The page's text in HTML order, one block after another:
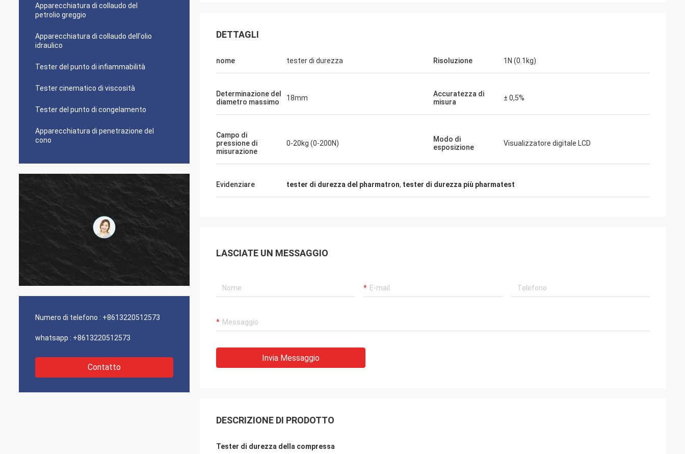
Apparecchiatura di collaudo del
petrolio greggio
Apparecchiatura di collaudo dell'olio
idraulico
Tester del punto di infiammabilità
Tester cinematico di viscosità
Tester del punto di congelamento
Apparecchiatura di penetrazione del
cono
Numero di telefono : +8613220512573
whatsapp : +8613220512573
Contatto
DETTAGLI
nome tester di durezza Risoluzione 1N (0.1kg)
Determinazione del
diametro massimo
18mm
Accuratezza di
misura
± 0,5%
Campo di
pressione di
misurazione
0-20kg (0-200N)
Modo di
esposizione
Visualizzatore digitale LCD
Evidenziare tester di durezza del pharmatron, tester di durezza più pharmatest
LASCIATE UN MESSAGGIO
Invia Messaggio
DESCRIZIONE DI PRODOTTO
Tester di durezza della compressa